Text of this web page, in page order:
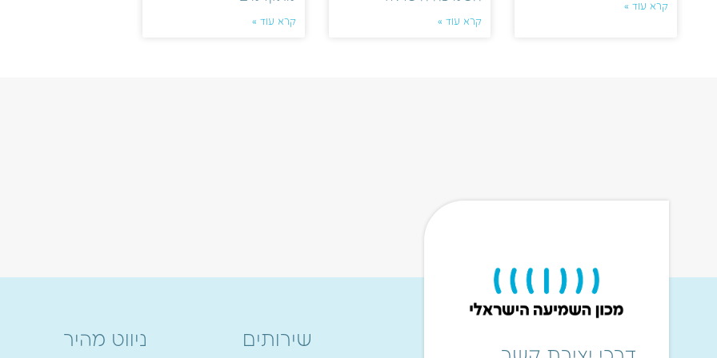
קרא עוד »
קרא עוד » קרא עוד »
שירותים ניווט מהיר